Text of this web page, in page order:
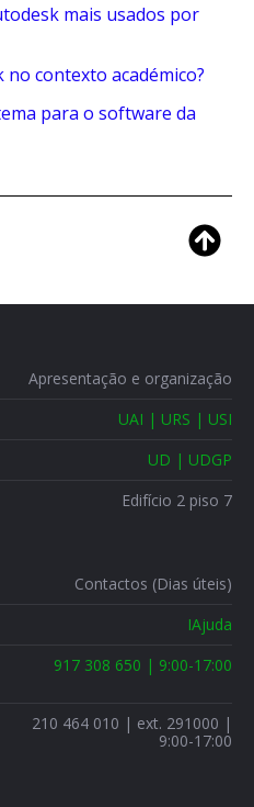
mais usados por
contexto académico?
para o software da
Apresentação e organização
UAI | URS | USI
UD | UDGP
Edifício 2 piso 7
Contactos (Dias úteis)
IAjuda
917 308 650 | 9:00-17:00
210 464 010 | ext. 291000 |
9:00-17:00